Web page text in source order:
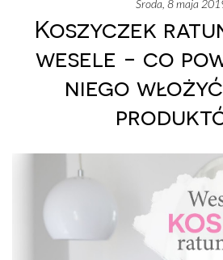
środa, 8 maja
Koszyczek
wesele - co
niego